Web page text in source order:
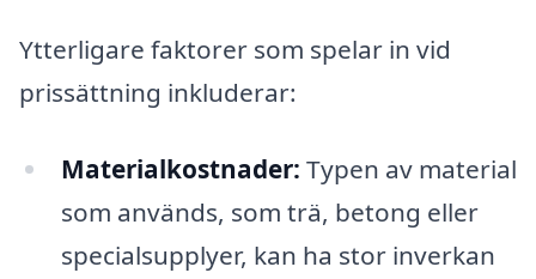
Ytterligare faktorer som spelar in vid
prissättning inkluderar:
Materialkostnader: Typen av material
som används, som trä, betong eller
specialsupplyer, kan ha stor inverkan